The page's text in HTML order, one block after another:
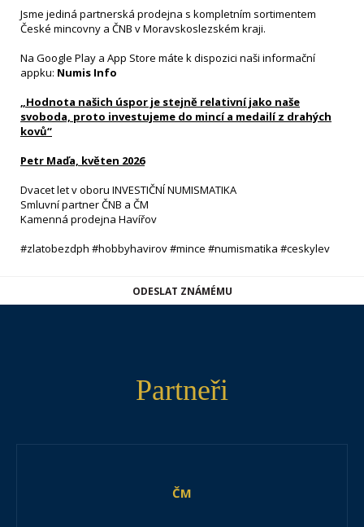
Jsme jediná partnerská prodejna s kompletním sortimentem
České mincovny a ČNB v Moravskoslezském kraji.
Na Google Play a App Store máte k dispozici naši informační
appku: Numis Info
„Hodnota našich úspor je stejně relativní jako naše
svoboda, proto investujeme do mincí a medailí z drahých
kovů“
Petr Maďa, květen 2026
Dvacet let v oboru INVESTIČNÍ NUMISMATIKA
Smluvní partner ČNB a ČM
Kamenná prodejna Havířov
#zlatobezdph #hobbyhavirov #mince #numismatika #ceskylev
ODESLAT ZNÁMÉMU
Partneři
ČM